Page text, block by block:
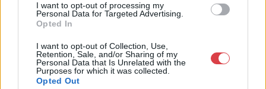
I want to opt-out of processing my
Personal Data for Targeted Advertising.
Opted In
I want to opt-out of Collection, Use,
Retention, Sale, and/or Sharing of my
Personal Data that Is Unrelated with the
Purposes for which it was collected.
Opted Out
Weboldal:
http://www.nagyhazi.hu
bútorok, szőnyegek, üveg, porcelán és ezüst tárgyak, ékszerek,
néprajzi tárgyak értékesítése és aukcionálása. Hagyatékok és
gyűjtemények árverezése. Ingyenes értékbecslés. Árveréseinkre
a tárgyfelvétel folyamatos.